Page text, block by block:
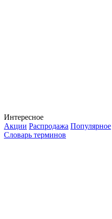
Интересное
Акции Распродажа Популярное
Словарь терминов